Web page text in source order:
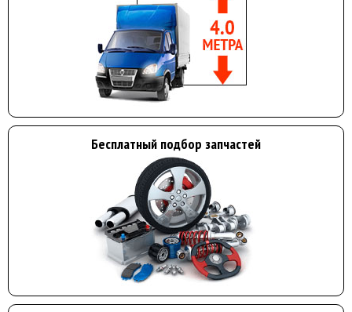
Бесплатный подбор запчастей